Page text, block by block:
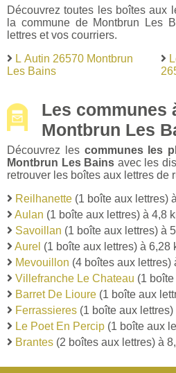
Découvrez toutes les boîtes aux
la commune de Montbrun Les
lettres et vos courriers.
L Autin 26570 Montbrun
Les Bains
Les communes
Montbrun Les
Découvrez les communes les
Montbrun Les Bains avec les
retrouver les boîtes aux lettres de
Reilhanette (1 boîte aux lettres)
Aulan (1 boîte aux lettres) à 4,8
Savoillan (1 boîte aux lettres) à
Aurel (1 boîte aux lettres) à 6,28
Mevouillon (4 boîtes aux lettres)
Villefranche Le Chateau (1
Barret De Lioure (1 boîte aux
Ferrassieres (1 boîte aux
Le Poet En Percip (1 boîte aux
Brantes (2 boîtes aux lettres) à